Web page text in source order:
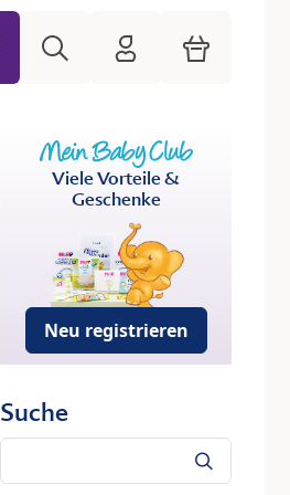
HiPP Mein Babyclub
Warenkorb
Viele Vorteile &
Geschenke
Neu registrieren
Suche